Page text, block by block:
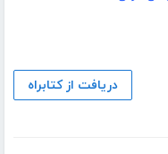
دریافت از کتابراه